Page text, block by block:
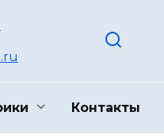
Контакты